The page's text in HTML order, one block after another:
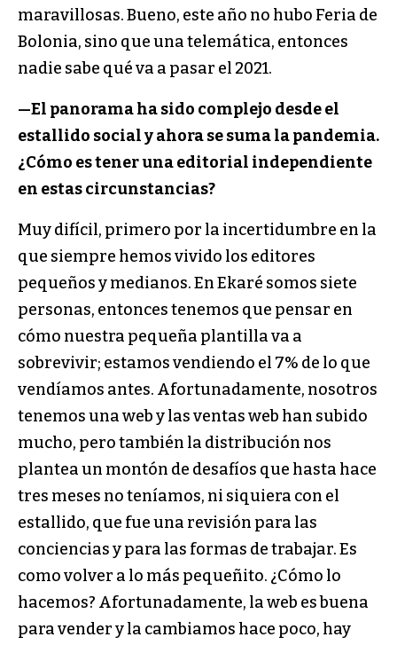
maravillosas. Bueno, este año no hubo Feria de
Bolonia, sino que una telemática, entonces
nadie sabe qué va a pasar el 2021.
—El panorama ha sido complejo desde el
estallido social y ahora se suma la pandemia.
¿Cómo es tener una editorial independiente
en estas circunstancias?
Muy difícil, primero por la incertidumbre en la
que siempre hemos vivido los editores
pequeños y medianos. En Ekaré somos siete
personas, entonces tenemos que pensar en
cómo nuestra pequeña plantilla va a
sobrevivir; estamos vendiendo el 7% de lo que
vendíamos antes. Afortunadamente, nosotros
tenemos una web y las ventas web han subido
mucho, pero también la distribución nos
plantea un montón de desafíos que hasta hace
tres meses no teníamos, ni siquiera con el
estallido, que fue una revisión para las
conciencias y para las formas de trabajar. Es
como volver a lo más pequeñito. ¿Cómo lo
hacemos? Afortunadamente, la web es buena
para vender y la cambiamos hace poco, hay